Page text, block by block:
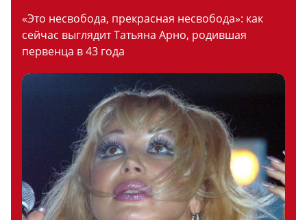
«Это несвобода, прекрасная несвобода»: как
сейчас выглядит Татьяна Арно, родившая
первенца в 43 года